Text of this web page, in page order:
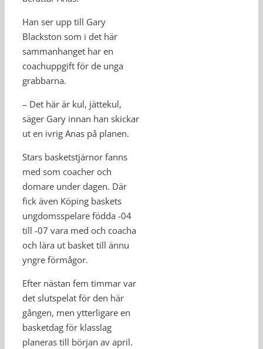
Han ser upp till Gary
Blackston som i det här
sammanhanget har en
coachuppgift för de unga
grabbarna.
– Det här är kul, jättekul,
säger Gary innan han skickar
ut en ivrig Anas på planen.
Stars basketstjärnor fanns
med som coacher och
domare under dagen. Där
fick även Köping baskets
ungdomsspelare födda -04
till -07 vara med och coacha
och lära ut basket till ännu
yngre förmågor.
Efter nästan fem timmar var
det slutspelat för den här
gången, men ytterligare en
basketdag för klasslag
planeras till början av april.